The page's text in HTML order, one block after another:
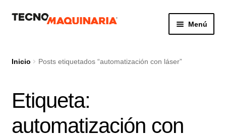
IrIr
Menú
Productos
Nosotros
Inicio Posts etiquetados “automatización con láser”
Etiqueta:
automatización con